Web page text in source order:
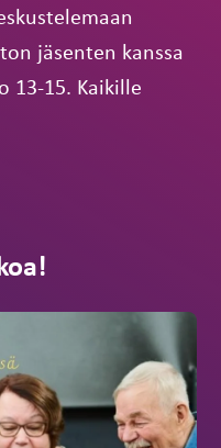
jäsenten kanssa
13-15. Kaikille